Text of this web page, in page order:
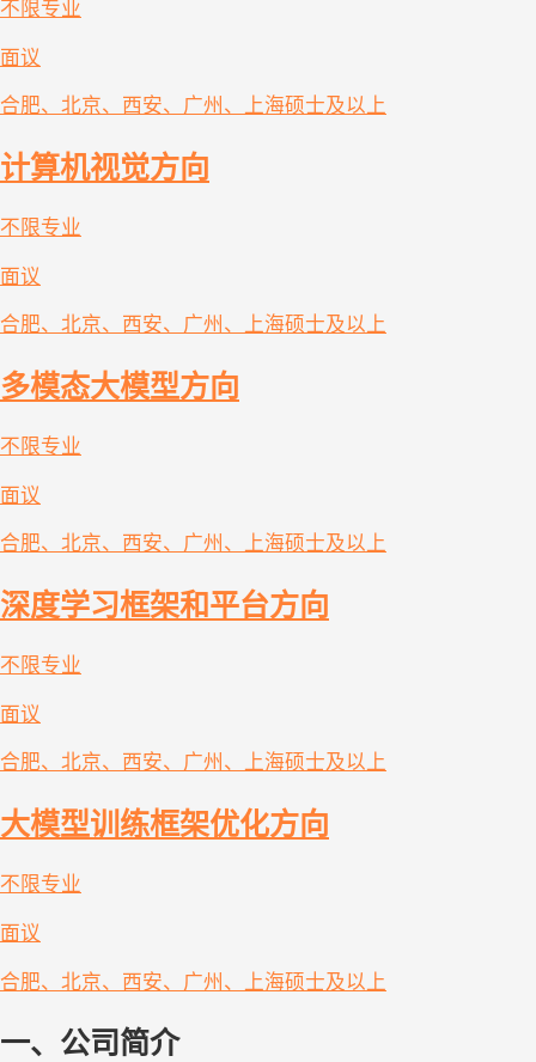
不限专业
面议
合肥、北京、西安、广州、上海硕士及以上
计算机视觉方向
不限专业
面议
合肥、北京、西安、广州、上海硕士及以上
多模态大模型方向
不限专业
面议
合肥、北京、西安、广州、上海硕士及以上
深度学习框架和平台方向
不限专业
面议
合肥、北京、西安、广州、上海硕士及以上
大模型训练框架优化方向
不限专业
面议
合肥、北京、西安、广州、上海硕士及以上
一、公司简介